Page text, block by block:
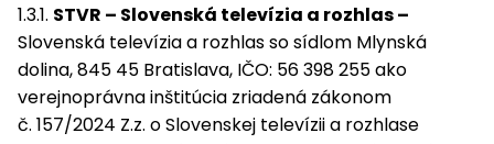
1.3.1. STVR – Slovenská televízia a rozhlas –
Slovenská televízia a rozhlas so sídlom Mlynská
dolina, 845 45 Bratislava, IČO: 56 398 255 ako
verejnoprávna inštitúcia zriadená zákonom
č. 157/2024 Z.z. o Slovenskej televízii a rozhlase